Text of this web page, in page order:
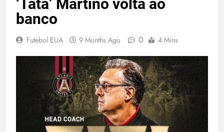
‘Tata’ Martino volta ao
banco
Futebol EUA 9 Months Ago 0 4 Mins